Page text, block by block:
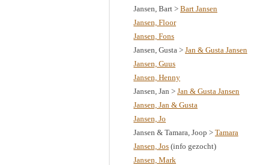
Jansen, Bart > Bart Jansen
Jansen, Floor
Jansen, Fons
Jansen, Gusta > Jan & Gusta Jansen
Jansen, Guus
Jansen, Henny
Jansen, Jan > Jan & Gusta Jansen
Jansen, Jan & Gusta
Jansen, Jo
Jansen & Tamara, Joop > Tamara
Jansen, Jos (info gezocht)
Jansen, Mark